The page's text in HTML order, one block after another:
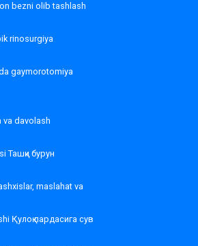
bezni olib tashlash
rinosurgiya
gaymorotomiya
va davolash
Ташқи бурун
maslahat va
Қулоқ пардасига сув